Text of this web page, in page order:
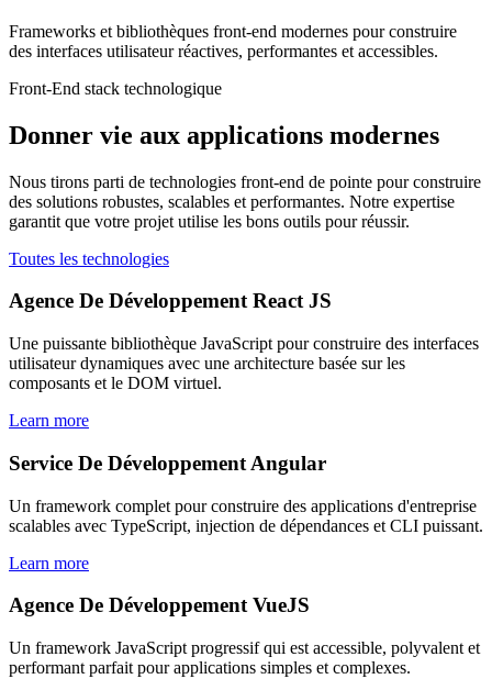
Frameworks et bibliothèques front-end modernes pour construire
des interfaces utilisateur réactives, performantes et accessibles.
Front-End stack technologique
Donner vie aux applications modernes
Nous tirons parti de technologies front-end de pointe pour construire
des solutions robustes, scalables et performantes. Notre expertise
garantit que votre projet utilise les bons outils pour réussir.
Toutes les technologies
Agence De Développement React JS
Une puissante bibliothèque JavaScript pour construire des interfaces
utilisateur dynamiques avec une architecture basée sur les
composants et le DOM virtuel.
Learn more
Service De Développement Angular
Un framework complet pour construire des applications d'entreprise
scalables avec TypeScript, injection de dépendances et CLI puissant.
Learn more
Agence De Développement VueJS
Un framework JavaScript progressif qui est accessible, polyvalent et
performant parfait pour applications simples et complexes.